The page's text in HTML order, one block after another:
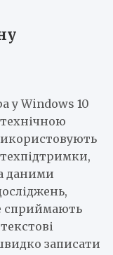
у Windows 10
даними
сприймають
записати